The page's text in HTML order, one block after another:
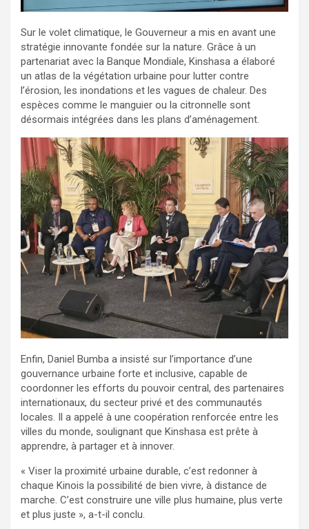
Sur le volet climatique, le Gouverneur a mis en avant une
stratégie innovante fondée sur la nature. Grâce à un
partenariat avec la Banque Mondiale, Kinshasa a élaboré
un atlas de la végétation urbaine pour lutter contre
l’érosion, les inondations et les vagues de chaleur. Des
espèces comme le manguier ou la citronnelle sont
désormais intégrées dans les plans d’aménagement.
Enfin, Daniel Bumba a insisté sur l’importance d’une
gouvernance urbaine forte et inclusive, capable de
coordonner les efforts du pouvoir central, des partenaires
internationaux, du secteur privé et des communautés
locales. Il a appelé à une coopération renforcée entre les
villes du monde, soulignant que Kinshasa est prête à
apprendre, à partager et à innover.
« Viser la proximité urbaine durable, c’est redonner à
chaque Kinois la possibilité de bien vivre, à distance de
marche. C’est construire une ville plus humaine, plus verte
et plus juste », a-t-il conclu.